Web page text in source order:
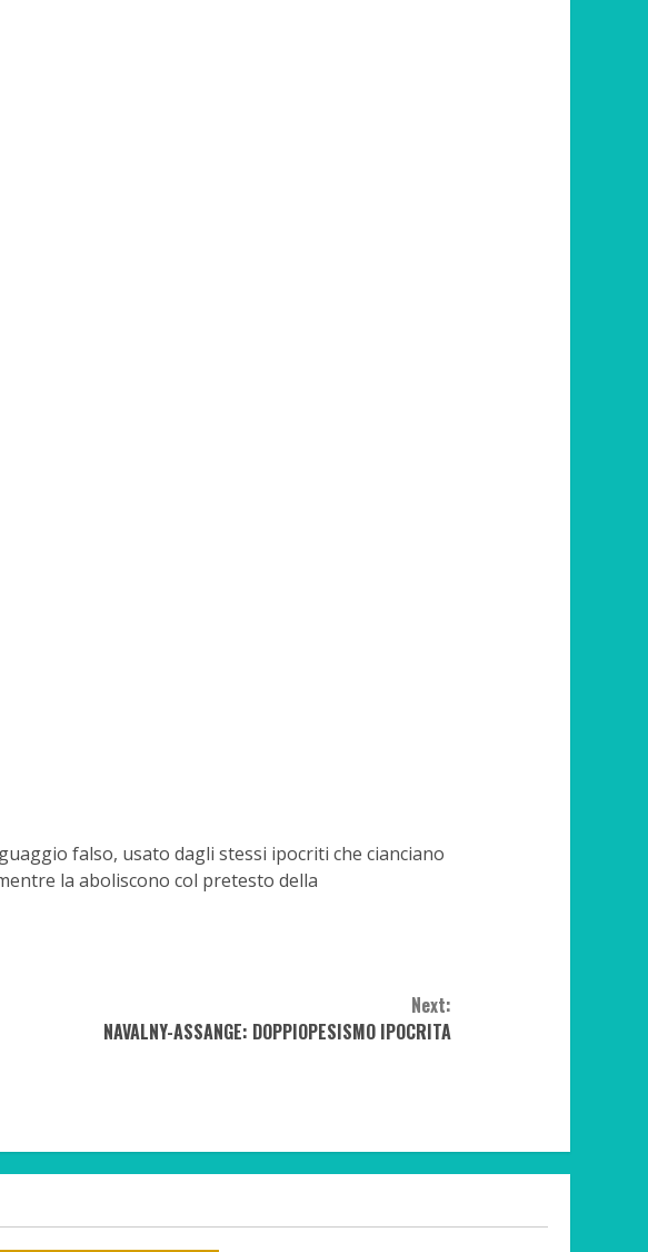
falso, usato dagli stessi ipocriti che cianciano
la aboliscono col pretesto della
Next:
NAVALNY-ASSANGE: DOPPIOPESISMO IPOCRITA